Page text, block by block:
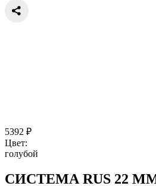
5392 ₽
Цвет:
голубой
СИСТЕМА RUS 22